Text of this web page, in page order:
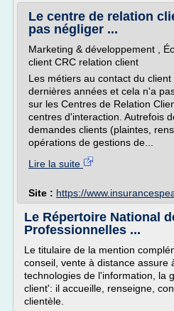
Le centre de relation
pas négliger ...
Marketing & développement ,
client CRC relation client
Les métiers au contact du
dernières années et cela n'a
sur les Centres de Relation
centres d'interaction. Autrefois
demandes clients (plaintes,
opérations de gestions de...
Lire la suite
Site : https://
Le Répertoire National
Professionnelles ...
Le titulaire de la mention
conseil, vente à distance assure
technologies de l'information, la
client': il accueille, renseigne,
clientèle.